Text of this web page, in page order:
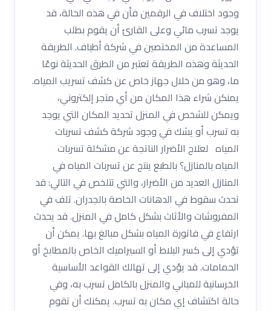
وجود اختلاف في الرقمين فأن في هذه الحالة، قد
يوجد تسرب مائي وعلى القارئ أن يقوم بطلب
المساعدة من المختصين في شركة أطياف. الطريقة
الحديثة وهذه الطريقة تعتبر من الطرق الحديثة نوعًا
ما، وهو من خلال جهاز خاص عن كشف تسريب المياه.
يمنكن شراء هذا المكان من أي متجر إلكتروني،
ويمكن للشخص في المنزل تحديد المكان التي يوجد
به تسرب أو يشك في وجود شركة كشف تسربات
المياه لعلاج الأضرار الناتجة عن مشكلة تسربات
المياه بالمنازل؟ بالطبع ينتج عن تسربات المياه في
المنازل العديد من الأضرار، والتي تتلخص في التالي: قد
تحدث سقوط في الدهانات الخاصة بالجدران. تلف في
المفروشات والأثاث بشكل كامل في المنزل. قد يحدث
ارتفاع في فاتورة المياه بشكل مبالغ بها. يمكن أن
تؤدي إلى كسر البلاط أو السيراميك الخاص بالمطابخ أو
الحمامات. قد يؤدي إلى تهالك القواعد الأساسية
الخرسانية للمباني والمنزل بالكامل تسرب به، وفي
حالة اكتشاف إي مكان به تسرب. يمكنك أن تقوم